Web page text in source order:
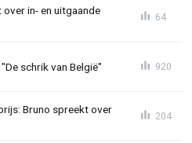
in- en uitgaande
64
schrik van België" 920
Bruno spreekt over
204